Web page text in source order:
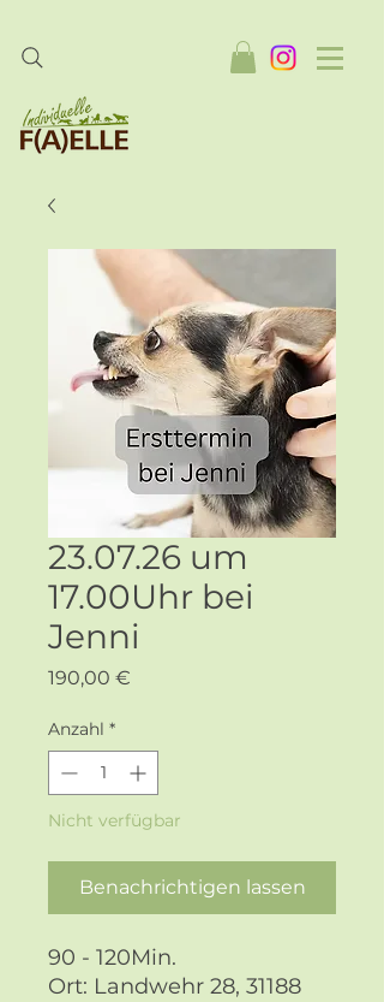
23.07.26 um
17.00Uhr bei
Jenni
190,00 €
Anzahl *
Nicht verfügbar
Benachrichtigen lassen
90 - 120Min.
Ort: Landwehr 28, 31188